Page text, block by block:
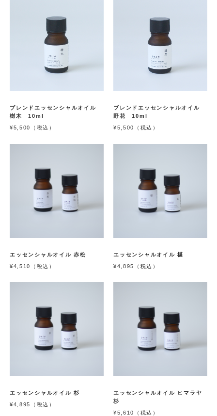
ブレンドエッセンシャルオイル
樹木 10ml
¥5,500（税込）
ブレンドエッセンシャルオイル
野花 10ml
¥5,500（税込）
エッセンシャルオイル 赤松
¥4,510（税込）
エッセンシャルオイル 椹
¥4,895（税込）
エッセンシャルオイル 杉
¥4,895（税込）
エッセンシャルオイル ヒマラヤ
杉
¥5,610（税込）